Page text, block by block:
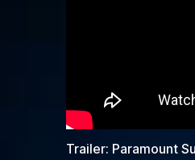
Trailer: Paramount